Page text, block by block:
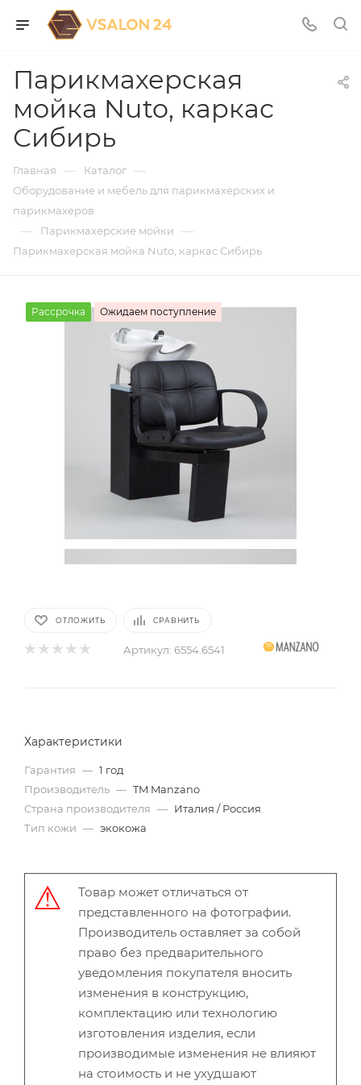
Парикмахерская
мойка Nuto, каркас
Сибирь
Главная — Каталог —
Оборудование и мебель для парикмахерских и
парикмахеров
— Парикмахерские мойки —
Парикмахерская мойка Nuto, каркас Сибирь
Рассрочка Ожидаем поступление
ОТЛОЖИТЬ СРАВНИТЬ
Артикул: 6554.6541
Характеристики
Гарантия — 1 год
Производитель — TM Manzano
Страна производителя — Италия / Россия
Тип кожи — экокожа
Товар может отличаться от
представленного на фотографии.
Производитель оставляет за собой
право без предварительного
уведомления покупателя вносить
изменения в конструкцию,
комплектацию или технологию
изготовления изделия, если
производимые изменения не влияют
на стоимость и не ухудшают